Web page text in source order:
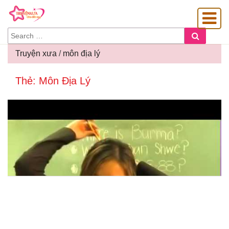
SEARCH
FOR:
GIA
Truyện xưa / môn địa lý
Thẻ: Môn Địa Lý